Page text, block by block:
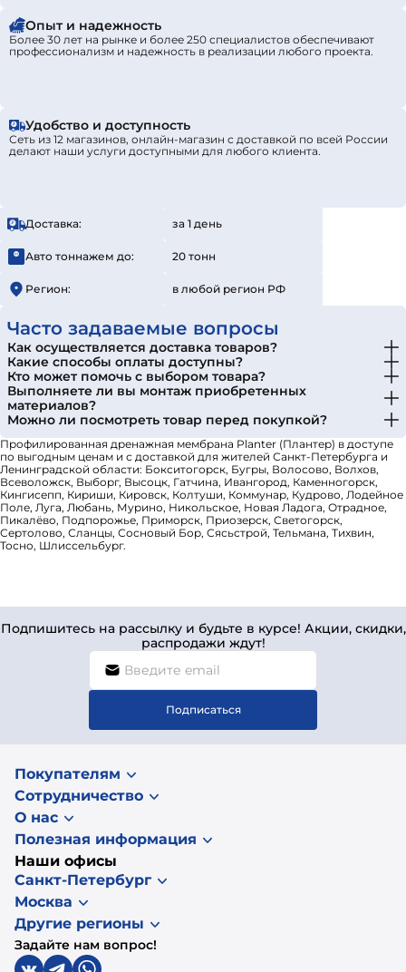
Опыт и надежность
Более 30 лет на рынке и более 250 специалистов обеспечивают
профессионализм и надежность в реализации любого проекта.
Удобство и доступность
Сеть из 12 магазинов, онлайн-магазин с доставкой по всей России
делают наши услуги доступными для любого клиента.
Доставка: за 1 день
Авто тоннажем до: 20 тонн
Регион: в любой регион РФ
Часто задаваемые вопросы
Как осуществляется доставка товаров?
Какие способы оплаты доступны?
Кто может помочь с выбором товара?
Выполняете ли вы монтаж приобретенных
материалов?
Можно ли посмотреть товар перед покупкой?
Профилированная дренажная мембрана Planter (Плантер) в доступе
по выгодным ценам и с доставкой для жителей Санкт-Петербурга и
Ленинградской области: Бокситогорск, Бугры, Волосово, Волхов,
Всеволожск, Выборг, Высоцк, Гатчина, Ивангород, Каменногорск,
Кингисепп, Кириши, Кировск, Колтуши, Коммунар, Кудрово, Лодейное
Поле, Луга, Любань, Мурино, Никольское, Новая Ладога, Отрадное,
Пикалёво, Подпорожье, Приморск, Приозерск, Светогорск,
Сертолово, Сланцы, Сосновый Бор, Сясьстрой, Тельмана, Тихвин,
Тосно, Шлиссельбург.
Подпишитесь на рассылку и будьте в курсе! Акции, скидки,
распродажи ждут!
Подписаться
Покупателям
Сотрудничество
О нас
Полезная информация
Наши офисы
Санкт-Петербург
Москва
Другие регионы
Задайте нам вопрос!